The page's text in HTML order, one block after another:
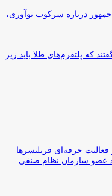
درباره سرکوب نوآوری،
که پلتفرم‌های طلا باید زیر
حرفه‌ای فریلنسرها
عضو سازمان نظام صنفی